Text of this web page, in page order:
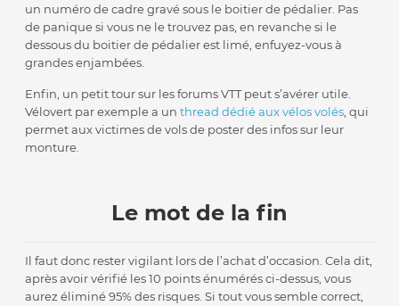
un numéro de cadre gravé sous le boitier de pédalier. Pas
de panique si vous ne le trouvez pas, en revanche si le
dessous du boitier de pédalier est limé, enfuyez-vous à
grandes enjambées.
Enfin, un petit tour sur les forums VTT peut s’avérer utile.
Vélovert par exemple a unthread dédié aux vélos volés , qui
permet aux victimes de vols de poster des infos sur leur
monture.
Le mot de la fin
Il faut donc rester vigilant lors de l’achat d’occasion. Cela dit,
après avoir vérifié les 10 points énumérés ci-dessus, vous
aurez éliminé 95% des risques. Si tout vous semble correct,